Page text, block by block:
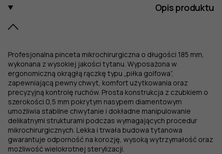
Opis produktu
Profesjonalna pinceta mikrochirurgiczna o długości 185 mm,
wykonana z wysokiej jakości tytanu. Wyposażona w
ergonomiczną okrągłą rączkę typu „piłka golfowa”,
zapewniającą pewny chwyt, komfort użytkowania oraz
precyzyjną kontrolę ruchów. Prosta konstrukcja z czubkiem o
szerokości 0,5 mm pokrytym nasypem diamentowym
umożliwia stabilne chwytanie i dokładne manipulowanie
delikatnymi strukturami podczas wymagających procedur
mikrochirurgicznych. Lekka i trwała budowa tytanowa
gwarantuje odporność na korozję, wysoką wytrzymałość oraz
możliwość wielokrotnej sterylizacji.